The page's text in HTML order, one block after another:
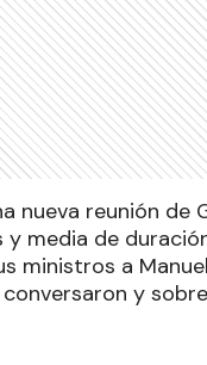
nueva reunión de
media de
ministros a
y